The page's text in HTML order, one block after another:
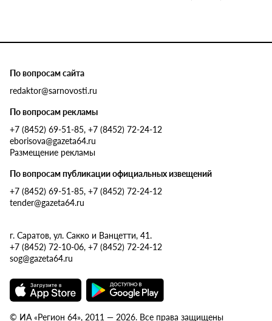
По вопросам сайта
redaktor@sarnovosti.ru
По вопросам рекламы
+7 (8452) 69-51-85, +7 (8452) 72-24-12
eborisova@gazeta64.ru
Размещение рекламы
По вопросам публикации официальных извещений
+7 (8452) 69-51-85, +7 (8452) 72-24-12
tender@gazeta64.ru
г. Саратов, ул. Сакко и Ванцетти, 41.
+7 (8452) 72-10-06, +7 (8452) 72-24-12
sog@gazeta64.ru
© ИА «Регион 64», 2011 — 2026. Все права защищены